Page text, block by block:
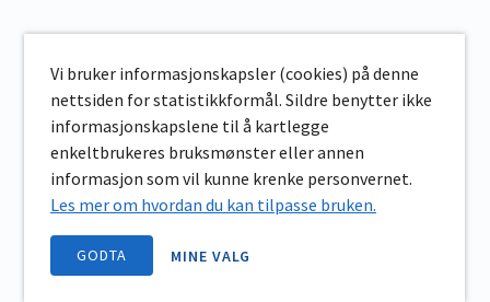
Vi bruker informasjonskapsler (cookies) på denne
nettsiden for statistikkformål. Sildre benytter ikke
informasjonskapslene til å kartlegge
enkeltbrukeres bruksmønster eller annen
informasjon som vil kunne krenke personvernet.
Les mer om hvordan du kan tilpasse bruken.
GODTA MINE VALG